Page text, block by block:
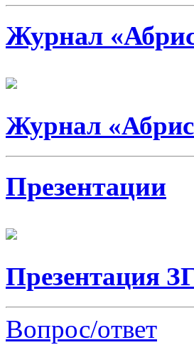
Журнал
Журнал
Презентации
Презентация
Вопрос/ответ